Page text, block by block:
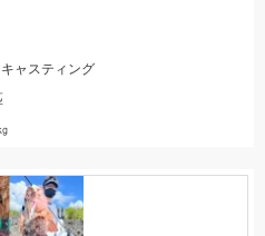
ャスティング